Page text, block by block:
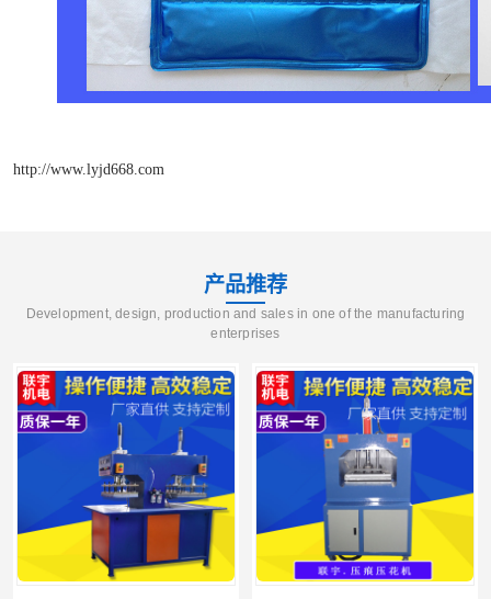
http://www.lyjd668.com
产品推荐
Development, design, production and sales in one of the manufacturing
enterprises